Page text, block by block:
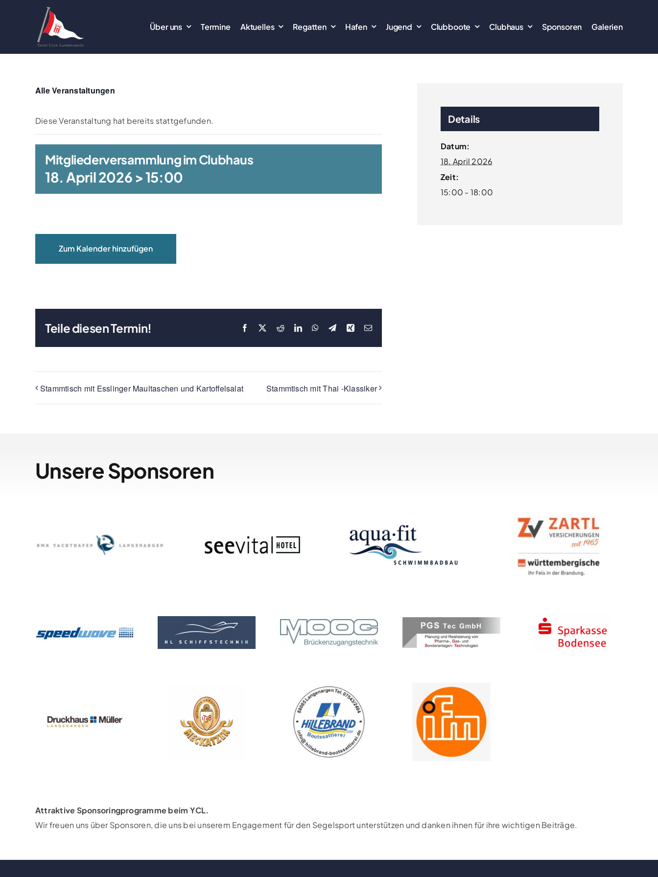
Über uns Termine Aktuelles Regatten Hafen Jugend Clubboote Clubhaus Sponsoren Galerien
Alle Veranstaltungen
Diese Veranstaltung hat bereits stattgefunden.
Mitgliederversammlung im Clubhaus
18. April 2026 > 15:00
Zum Kalender hinzufügen
Teile diesen Termin! Facebook RedditLinkedInWhatsApp
Telegram
Xing E-
Stammtisch mit Esslinger Maultaschen und Kartoffelsalat Stammtisch mit Thai -Klassiker
Details
Datum:
18. April 2026
Zeit:
15:00 - 18:00
Unsere Sponsoren
Attraktive Sponsoringprogramme beim YCL.
Wir freuen uns über Sponsoren, die uns bei unserem Engagement für den Segelsport unterstützen und danken ihnen für ihre wichtigen Beiträge.